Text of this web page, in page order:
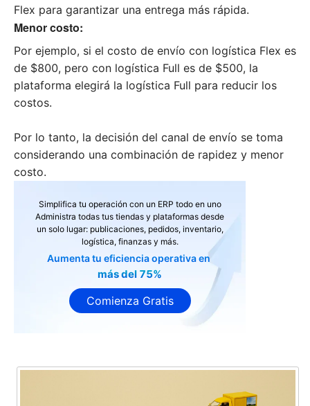
Flex para garantizar una entrega más rápida.
Menor costo:
Por ejemplo, si el costo de envío con logística Flex es
de $800, pero con logística Full es de $500, la
plataforma elegirá la logística Full para reducir los
costos.
Por lo tanto, la decisión del canal de envío se toma
considerando una combinación de rapidez y menor
costo.
Simplifica tu operación con un ERP todo en uno
Administra todas tus tiendas y plataformas desde
un solo lugar: publicaciones, pedidos, inventario,
logística, finanzas y más.
Aumenta tu eficiencia operativa en
más del 75%
Comienza Gratis